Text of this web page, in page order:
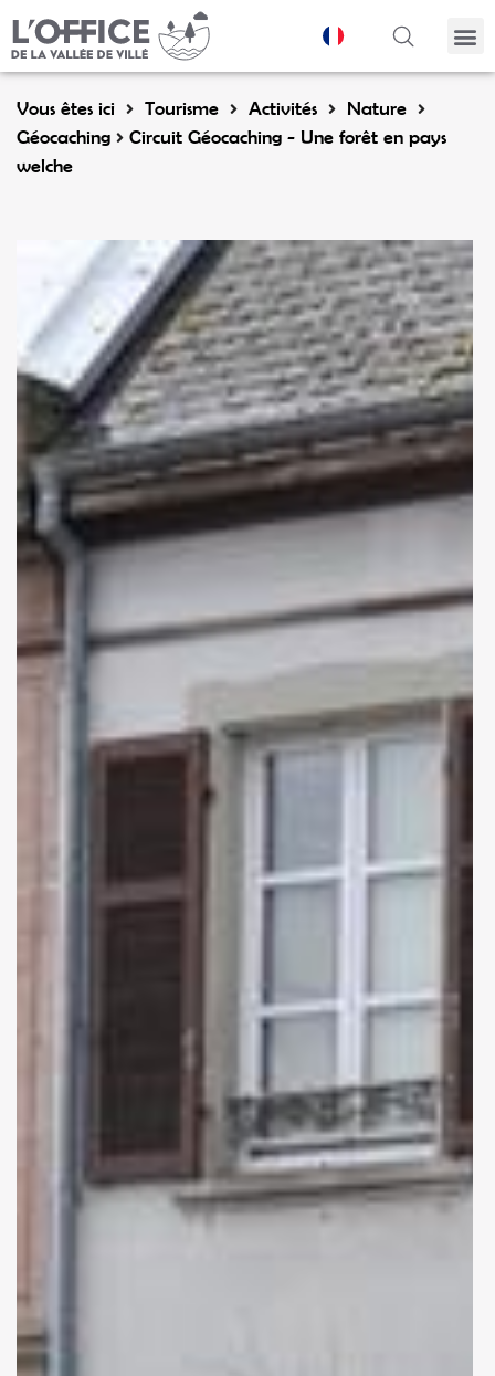
Vous êtes ici Tourisme Activités
Nature
Géocaching
Circuit Géocaching - Une forêt en pays
welche
Panneau de gestion des cookies